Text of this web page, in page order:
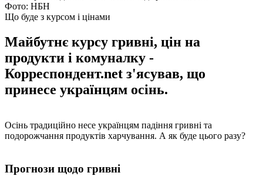
Фото: НБН
Що буде з курсом і цінами
Майбутнє курсу гривні, цін на
продукти і комуналку -
Корреспондент.net з'ясував, що
принесе українцям осінь.
Осінь традиційно несе українцям падіння гривні та
подорожчання продуктів харчування. А як буде цього разу?
Прогнози щодо гривні